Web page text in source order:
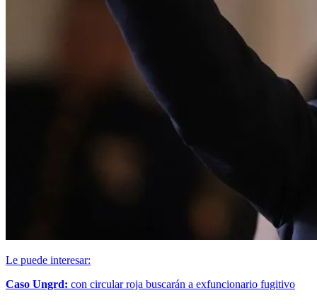
Le puede interesar:
Caso Ungrd: con circular roja buscarán a exfuncionario fugitivo